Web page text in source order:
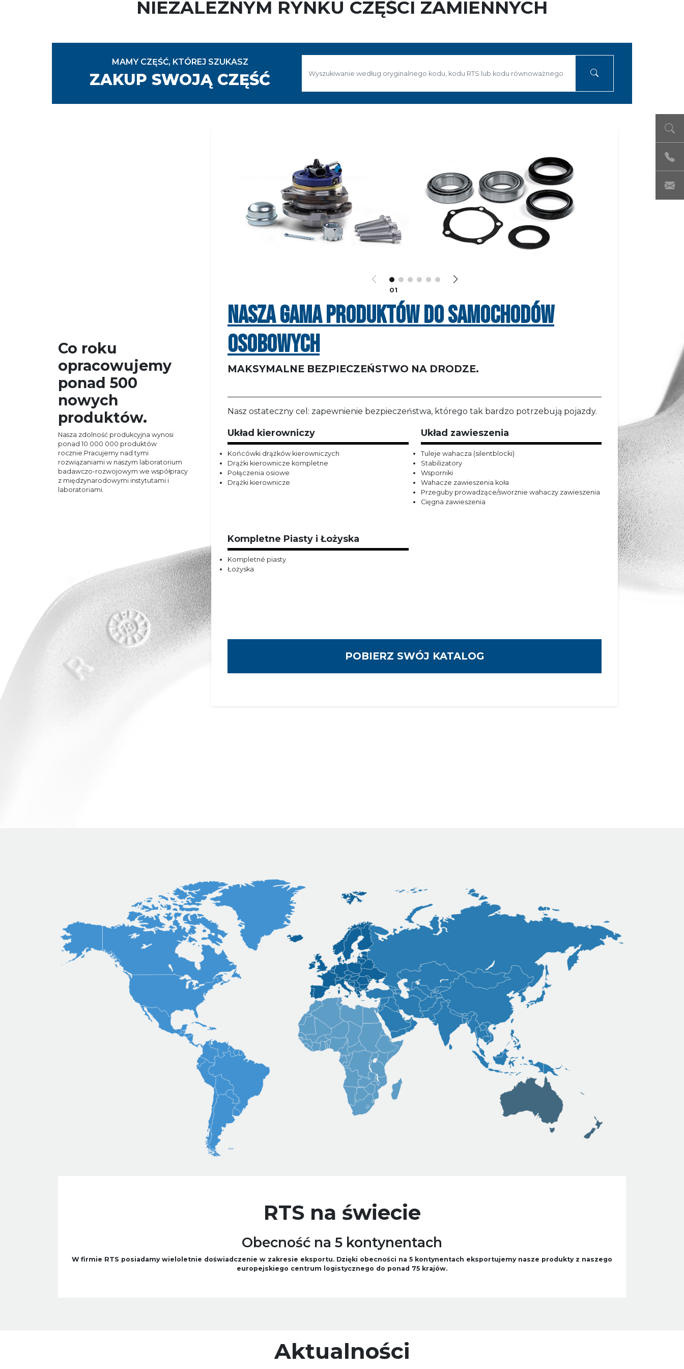
NIEZALEŻNYM RYNKU CZĘŚCI ZAMIENNYCH
MAMY CZĘŚĆ, KTÓREJ SZUKASZ
ZAKUP SWOJĄ CZĘŚĆ
Co roku
opracowujemy
ponad 500
nowych
produktów.
Nasza zdolność produkcyjna wynosi
ponad 10 000 000 produktów
rocznie.Pracujemy nad tymi
rozwiązaniami w naszym laboratorium
badawczo-rozwojowym we współpracy
z międzynarodowymi instytutami i
laboratoriami.
01
NASZA GAMA PRODUKTÓW DO SAMOCHODÓW
OSOBOWYCH
MAKSYMALNE BEZPIECZEŃSTWO NA DRODZE.
Nasz ostateczny cel: zapewnienie bezpieczeństwa, którego tak bardzo potrzebują pojazdy.
Układ kierowniczy
Końcówki drążków kierowniczych
Drążki kierownicze kompletne
Połączenia osiowe
Drążki kierownicze
Układ zawieszenia
Tuleje wahacza (silentblocki)
Stabilizatory
Wsporniki
Wahacze zawieszenia koła
Przeguby prowadzące/sworznie wahaczy zawieszenia
Cięgna zawieszenia
Kompletne Piasty i Łożyska
Kompletné piasty
Łożyska
POBIERZ SWÓJ KATALOG
RTS na świecie
Obecność na 5 kontynentach
W firmie RTS posiadamy wieloletnie doświadczenie w zakresie eksportu. Dzięki obecności na 5 kontynentach eksportujemy nasze produkty z naszego
europejskiego centrum logistycznego do ponad 75 krajów.
Aktualności